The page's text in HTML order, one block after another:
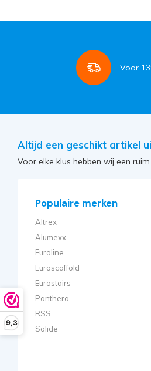
9,3
Voor
Altijd een geschikt artikel
Voor elke klus hebben wij een
Populaire merken
Altrex
Alumexx
Euroline
Euroscaffold
Eurostairs
Panthera
RSS
Solide